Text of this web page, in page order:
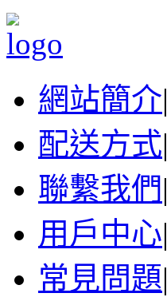
網站簡介|
配送方式|
聯繫我們|
用戶中心|
常見問題|